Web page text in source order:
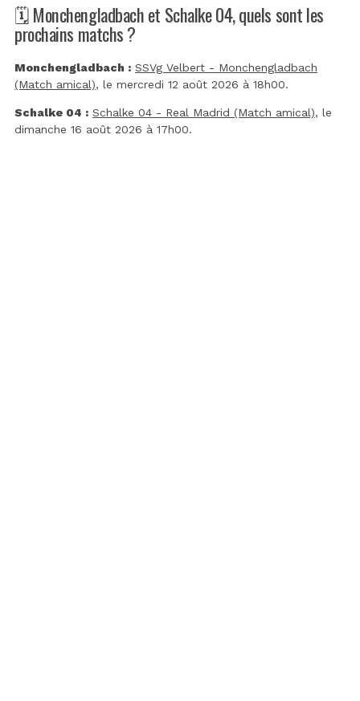
🗓️ Monchengladbach et Schalke 04, quels sont les
prochains matchs ?
Monchengladbach : SSVg Velbert - Monchengladbach
(Match amical), le mercredi 12 août 2026 à 18h00.
Schalke 04 : Schalke 04 - Real Madrid (Match amical), le
dimanche 16 août 2026 à 17h00.